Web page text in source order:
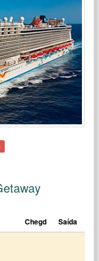
Chegd Saída